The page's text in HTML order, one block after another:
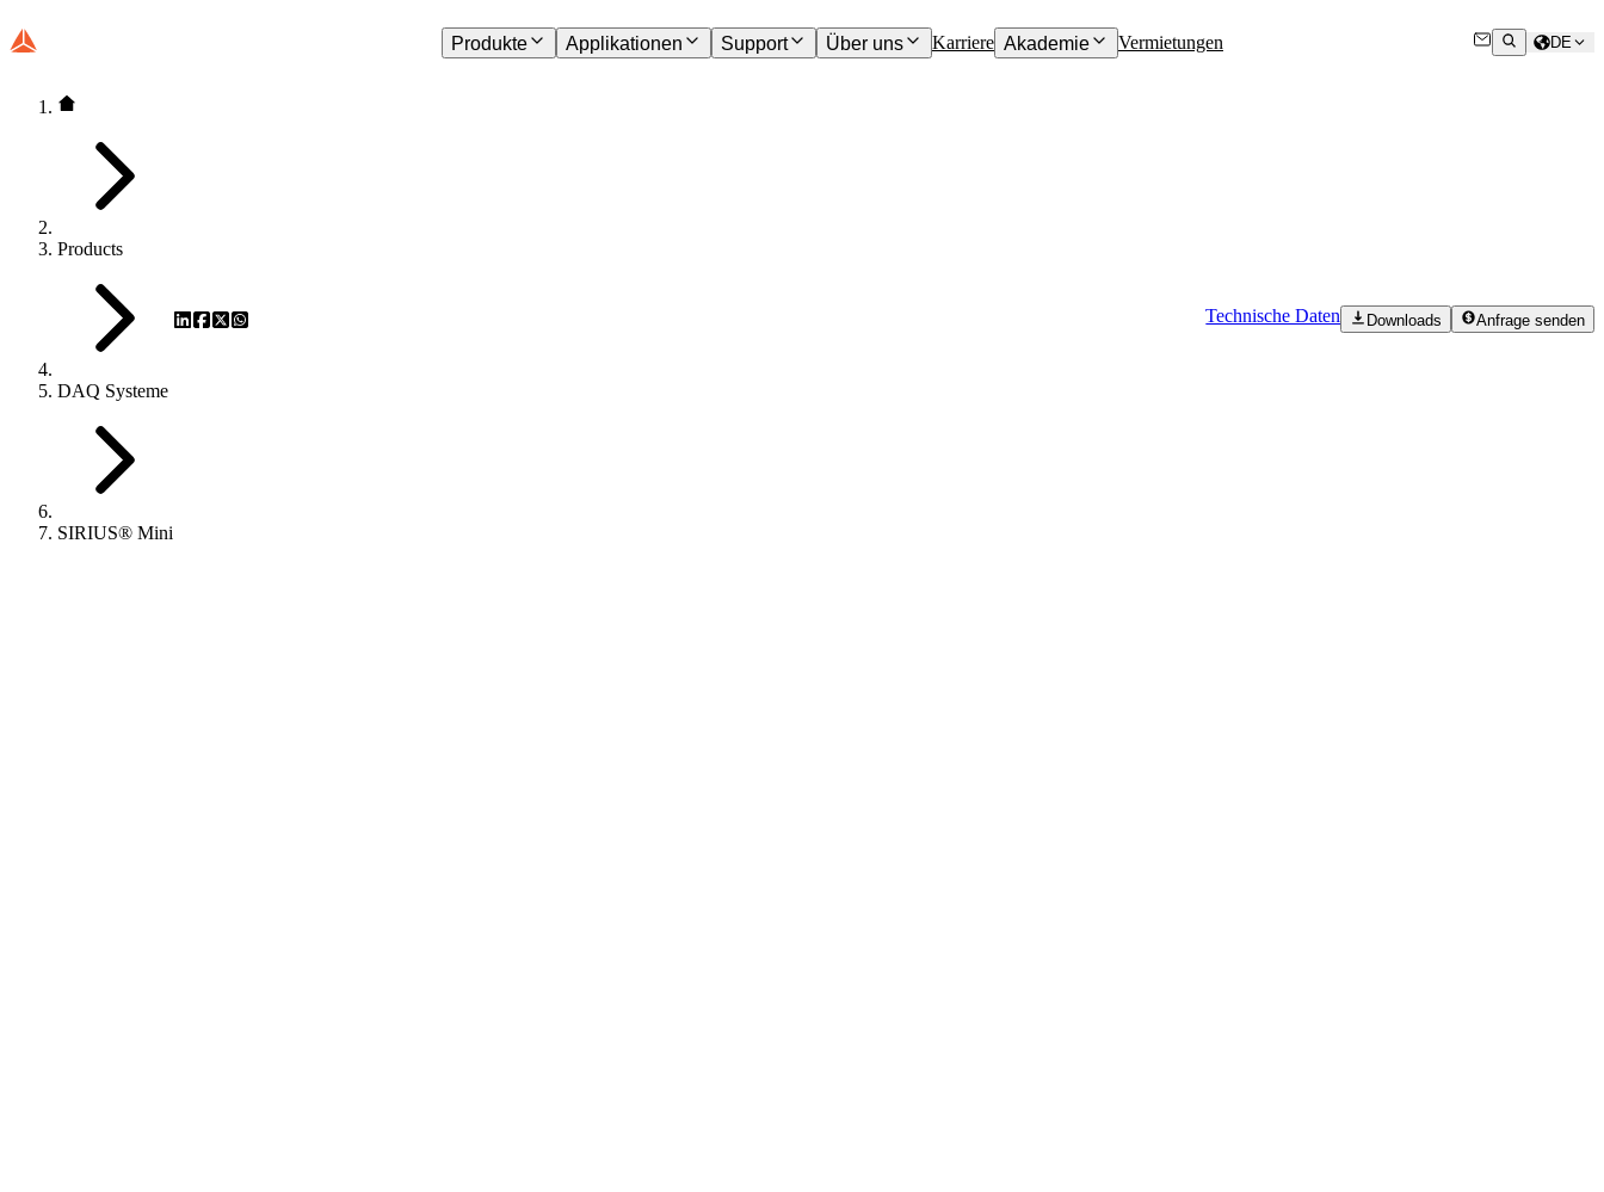
Produkte Applikationen Support Über uns Karriere Akademie Vermietungen DE
Products
DAQ Systeme
SIRIUS® Mini
Technische Daten Downloads Anfrage senden